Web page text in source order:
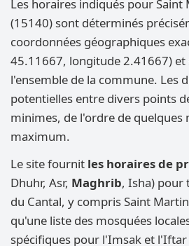
Les horaires indiqués pour
(15140) sont déterminés
coordonnées géographiques
45.11667, longitude 2.41667) et
l'ensemble de la commune. Les
potentielles entre divers points
minimes, de l'ordre de quelques
maximum.
Le site fournit les horaires de
Dhuhr, Asr, Maghrib, Isha) pour
du Cantal, y compris Saint
qu'une liste des mosquées
spécifiques pour l'Imsak et